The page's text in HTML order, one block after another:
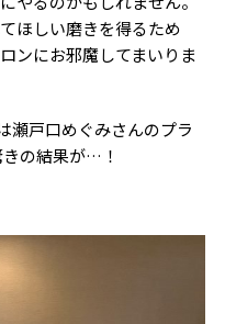
ほしい磨きを得るため
ンにお邪魔してまいりま
瀬戸口めぐみさんのプラ
の結果が…！